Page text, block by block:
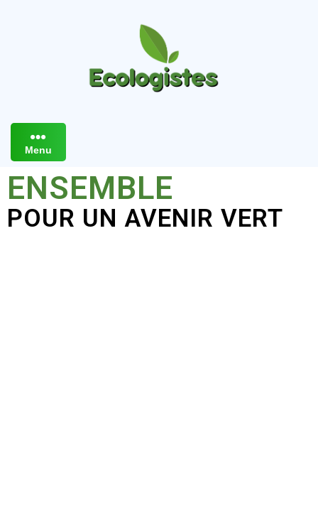
Menu
ENSEMBLE
POUR UN AVENIR VERT